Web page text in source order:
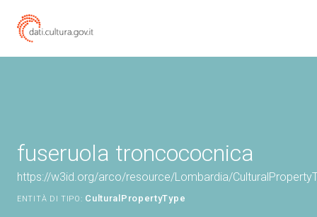
fuseruola troncococnica
https://w3id.org/arco/resource/Lombardia/
ENTITÀ DI TIPO: CulturalPropertyType